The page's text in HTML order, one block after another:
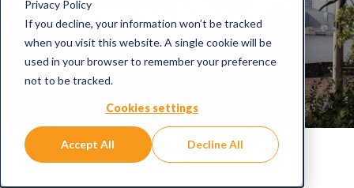
Privacy Policy
If you decline, your information won’t be tracked
when you visit this website. A single cookie will be
used in your browser to remember your preference
not to be tracked.
Cookies settings
Accept All Decline All
i vardagen
Home
Kundberättelser